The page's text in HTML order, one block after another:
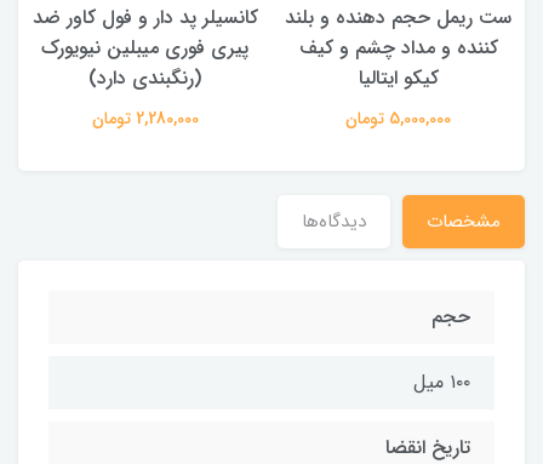
ست ریمل حجم دهنده و بلند
کننده و مداد چشم و کیف
کیکو ایتالیا
5,000,000 تومان
کانسیلر پد دار و فول کاور ضد
پیری فوری میبلین نیویورک
(رنگبندی دارد)
2,280,000 تومان
مشخصات دیدگاه‌ها
حجم
۱۰۰ میل
تاریخ انقضا